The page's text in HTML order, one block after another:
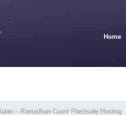
Home
– Ramadhan Cuan! Flashsale Hosting